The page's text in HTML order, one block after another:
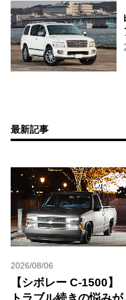
最新記事
2026/08/06
【シボレー C-1500】